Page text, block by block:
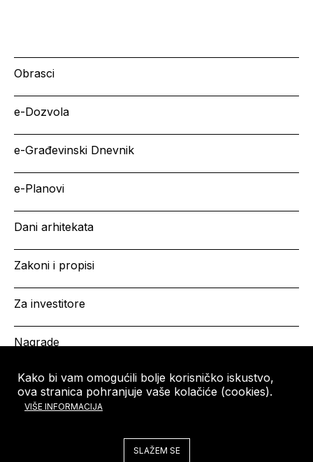
Kako bi vam omogućili bolje korisničko iskustvo,
ova stranica pohranjuje vaše kolačiće (cookies).
VIŠE INFORMACIJA
SLAŽEM SE
Obrasci
e-Dozvola
e-Građevinski Dnevnik
e-Planovi
Dani arhitekata
Zakoni i propisi
Za investitore
Nagrade
HRVATSKA KOMORA
ARHITEKATA
Copyright © HKA 2026